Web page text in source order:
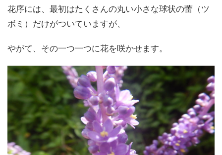
花序には、最初はたくさんの丸い小さな球状の蕾（ツ
ボミ）だけがついていますが、
やがて、その一つ一つに花を咲かせます。